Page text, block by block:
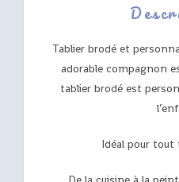
Tablier brodé et
adorable compagnon
tablier brodé est
Idéal pour tout